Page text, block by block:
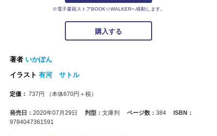
※電子書籍ストアBOOK☆WALKERへ移動します。
購入する
著者 いかぽん
イラスト 有河 サトル
定価： 737 円 （本体670円＋税）
発売日： 2020年07月29日 判型： 文庫判 ページ数： 384
ISBN：
9784047361591